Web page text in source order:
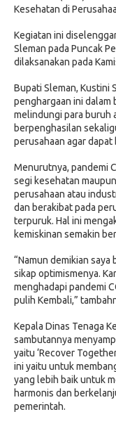
Kesehatan di
Kegiatan ini
Sleman pada Puncak
dilaksanakan pada
Bupati Sleman, Kustini
penghargaan ini dalam
melindungi para buruh
berpenghasilan
perusahaan agar
Menurutnya, pandemi
segi kesehatan
perusahaan atau
dan berakibat pada
terpuruk. Hal ini
kemiskinan semakin
“Namun demikian saya
sikap optimismenya.
menghadapi pandemi
pulih Kembali,”
Kepala Dinas Tenaga
sambutannya
yaitu ‘Recover
ini yaitu untuk
yang lebih baik untuk
harmonis dan
pemerintah.